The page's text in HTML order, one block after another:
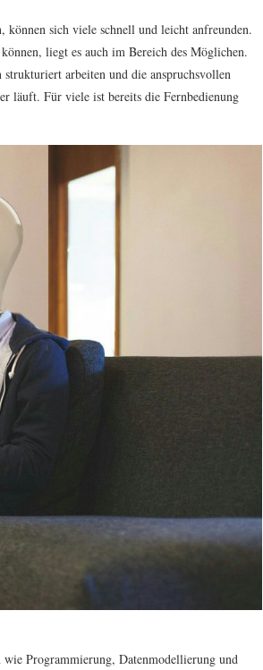
sich viele schnell und leicht anfreunden.
liegt es auch im Bereich des Möglichen.
arbeiten und die anspruchsvollen
läuft. Für viele ist bereits die Fernbedienung
Programmierung, Datenmodellierung und